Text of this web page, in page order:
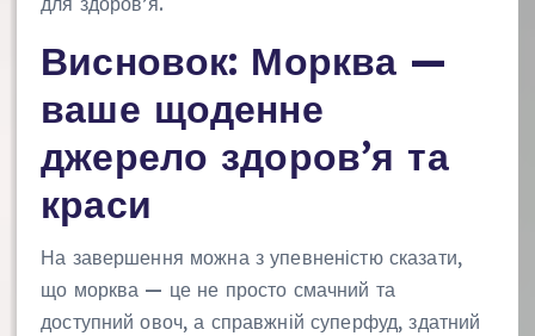
Висновок: Морква —
ваше щоденне
джерело здоров’я та
краси
На завершення можна з упевненістю сказати,
що морква — це не просто смачний та
доступний овоч, а справжній суперфуд, здатний